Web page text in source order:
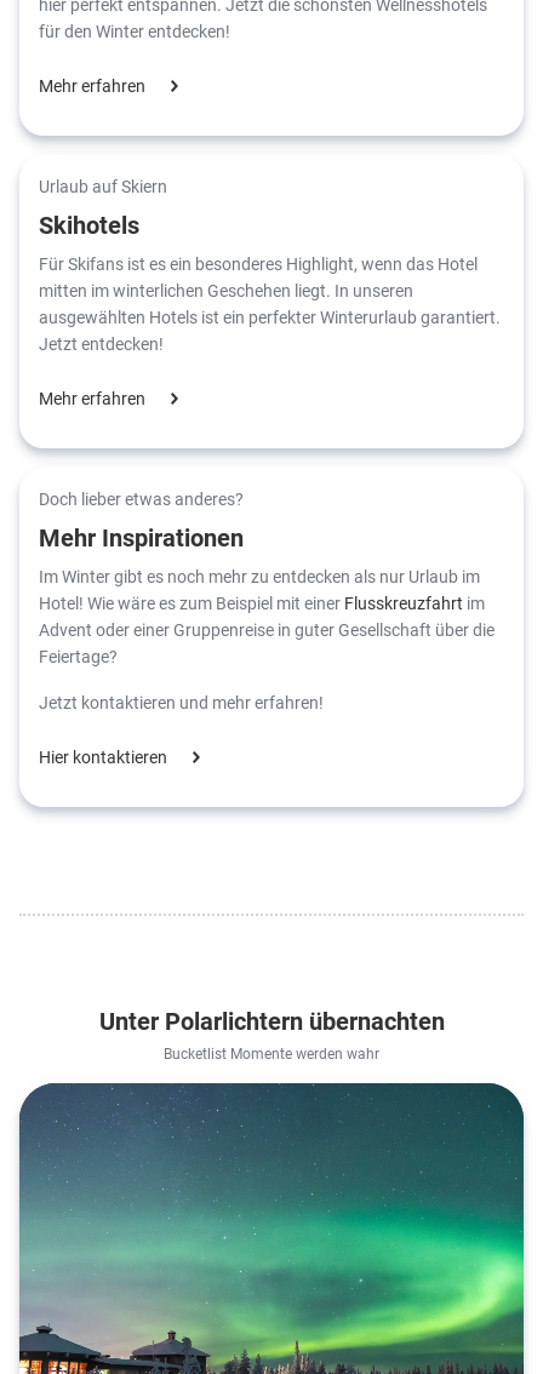
für den Winter entdecken!
Mehr erfahren
Urlaub auf Skiern
Skihotels
Für Skifans ist es ein besonderes Highlight, wenn das Hotel
mitten im winterlichen Geschehen liegt. In unseren
ausgewählten Hotels ist ein perfekter Winterurlaub garantiert.
Jetzt entdecken!
Mehr erfahren
Doch lieber etwas anderes?
Mehr Inspirationen
Im Winter gibt es noch mehr zu entdecken als nur Urlaub im
Hotel! Wie wäre es zum Beispiel mit einer Flusskreuzfahrt im
Advent oder einer Gruppenreise in guter Gesellschaft über die
Feiertage?
Jetzt kontaktieren und mehr erfahren!
Hier kontaktieren
Unter Polarlichtern übernachten
Bucketlist Momente werden wahr